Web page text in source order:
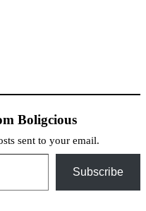
Boligcious
sent to your email.
Subscribe